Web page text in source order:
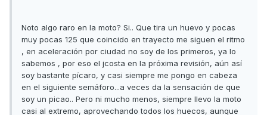
Noto algo raro en la moto? Si.. Que tira un huevo y pocas
muy pocas 125 que coincido en trayecto me siguen el ritmo
, en aceleración por ciudad no soy de los primeros, ya lo
sabemos , por eso el jcosta en la próxima revisión, aún así
soy bastante pícaro, y casi siempre me pongo en cabeza
en el siguiente semáforo...a veces da la sensación de que
soy un picao.. Pero ni mucho menos, siempre llevo la moto
casi al extremo, aprovechando todos los huecos, aunque